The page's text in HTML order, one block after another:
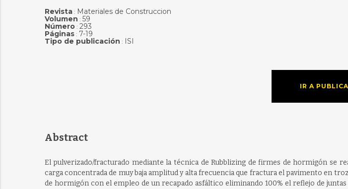
Revista: Materiales de Construccion
Volumen : 59
Número: 293
Páginas: 7-19
Tipo de publicación : ISI
IR A
Abstract
El pulverizado/fracturado mediante la técnica de Rubblizing de firmes de hormigón se
carga concentrada de muy baja amplitud y alta frecuencia que fractura el pavimento en
de hormigón con el empleo de un recapado asfáltico eliminando 100% el reflejo de